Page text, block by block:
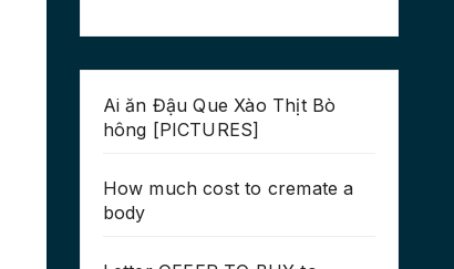
Ai ăn Đậu Que Xào Thịt Bò
hông [PICTURES]
How much cost to cremate a
body